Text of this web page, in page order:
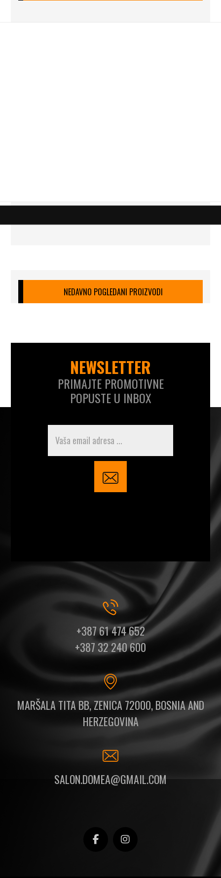
NEDAVNO POGLEDANI PROIZVODI
NEWSLETTER
PRIMAJTE PROMOTIVNE
POPUSTE U INBOX
+387 61 474 652
+387 32 240 600
MARŠALA TITA BB, ZENICA 72000, BOSNIA AND
HERZEGOVINA
SALON.DOMEA@GMAIL.COM